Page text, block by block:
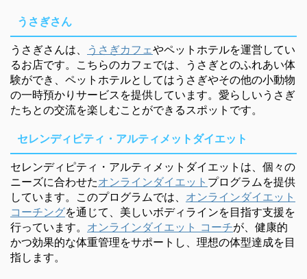
うさぎさん
うさぎさんは、 うさぎカフェやペットホテルを運営してい
るお店です。こちらのカフェでは、うさぎとのふれあい体
験ができ、ペットホテルとしてはうさぎやその他の小動物
の一時預かりサービスを提供しています。愛らしいうさぎ
たちとの交流を楽しむことができるスポットです。
セレンディピティ・アルティメットダイエット
セレンディピティ・アルティメットダイエットは、個々の
ニーズに合わせたオンラインダイエット プログラムを提供
しています。このプログラムでは、 オンラインダイエット
コーチングを通じて、美しいボディラインを目指す支援を
行っています。 オンラインダイエット コーチが、健康的
かつ効果的な体重管理をサポートし、理想の体型達成を目
指します。